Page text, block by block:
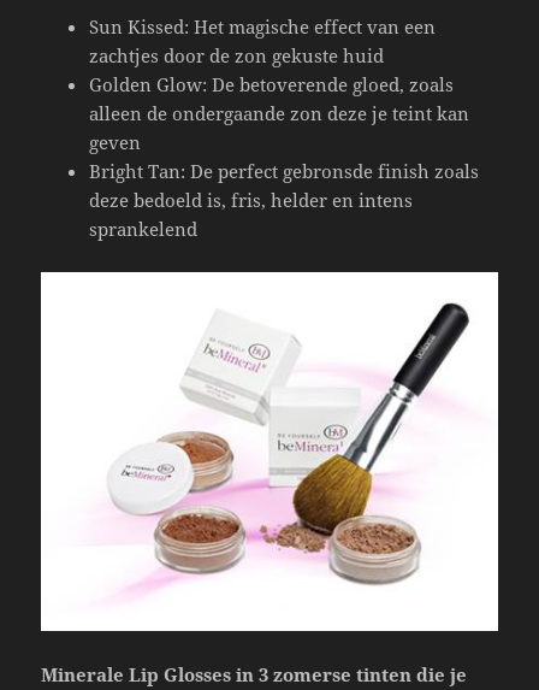
Sun Kissed: Het magische effect van een
zachtjes door de zon gekuste huid
Golden Glow: De betoverende gloed, zoals
alleen de ondergaande zon deze je teint kan
geven
Bright Tan: De perfect gebronsde finish zoals
deze bedoeld is, fris, helder en intens
sprankelend
Minerale Lip Glosses in 3 zomerse tinten die je